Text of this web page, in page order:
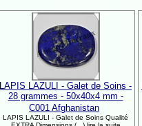
LAPIS LAZULI - Galet de Soins -
28 grammes - 50x40x4 mm -
C001 Afghanistan
LAPIS LAZULI - Galet de Soins Qualité